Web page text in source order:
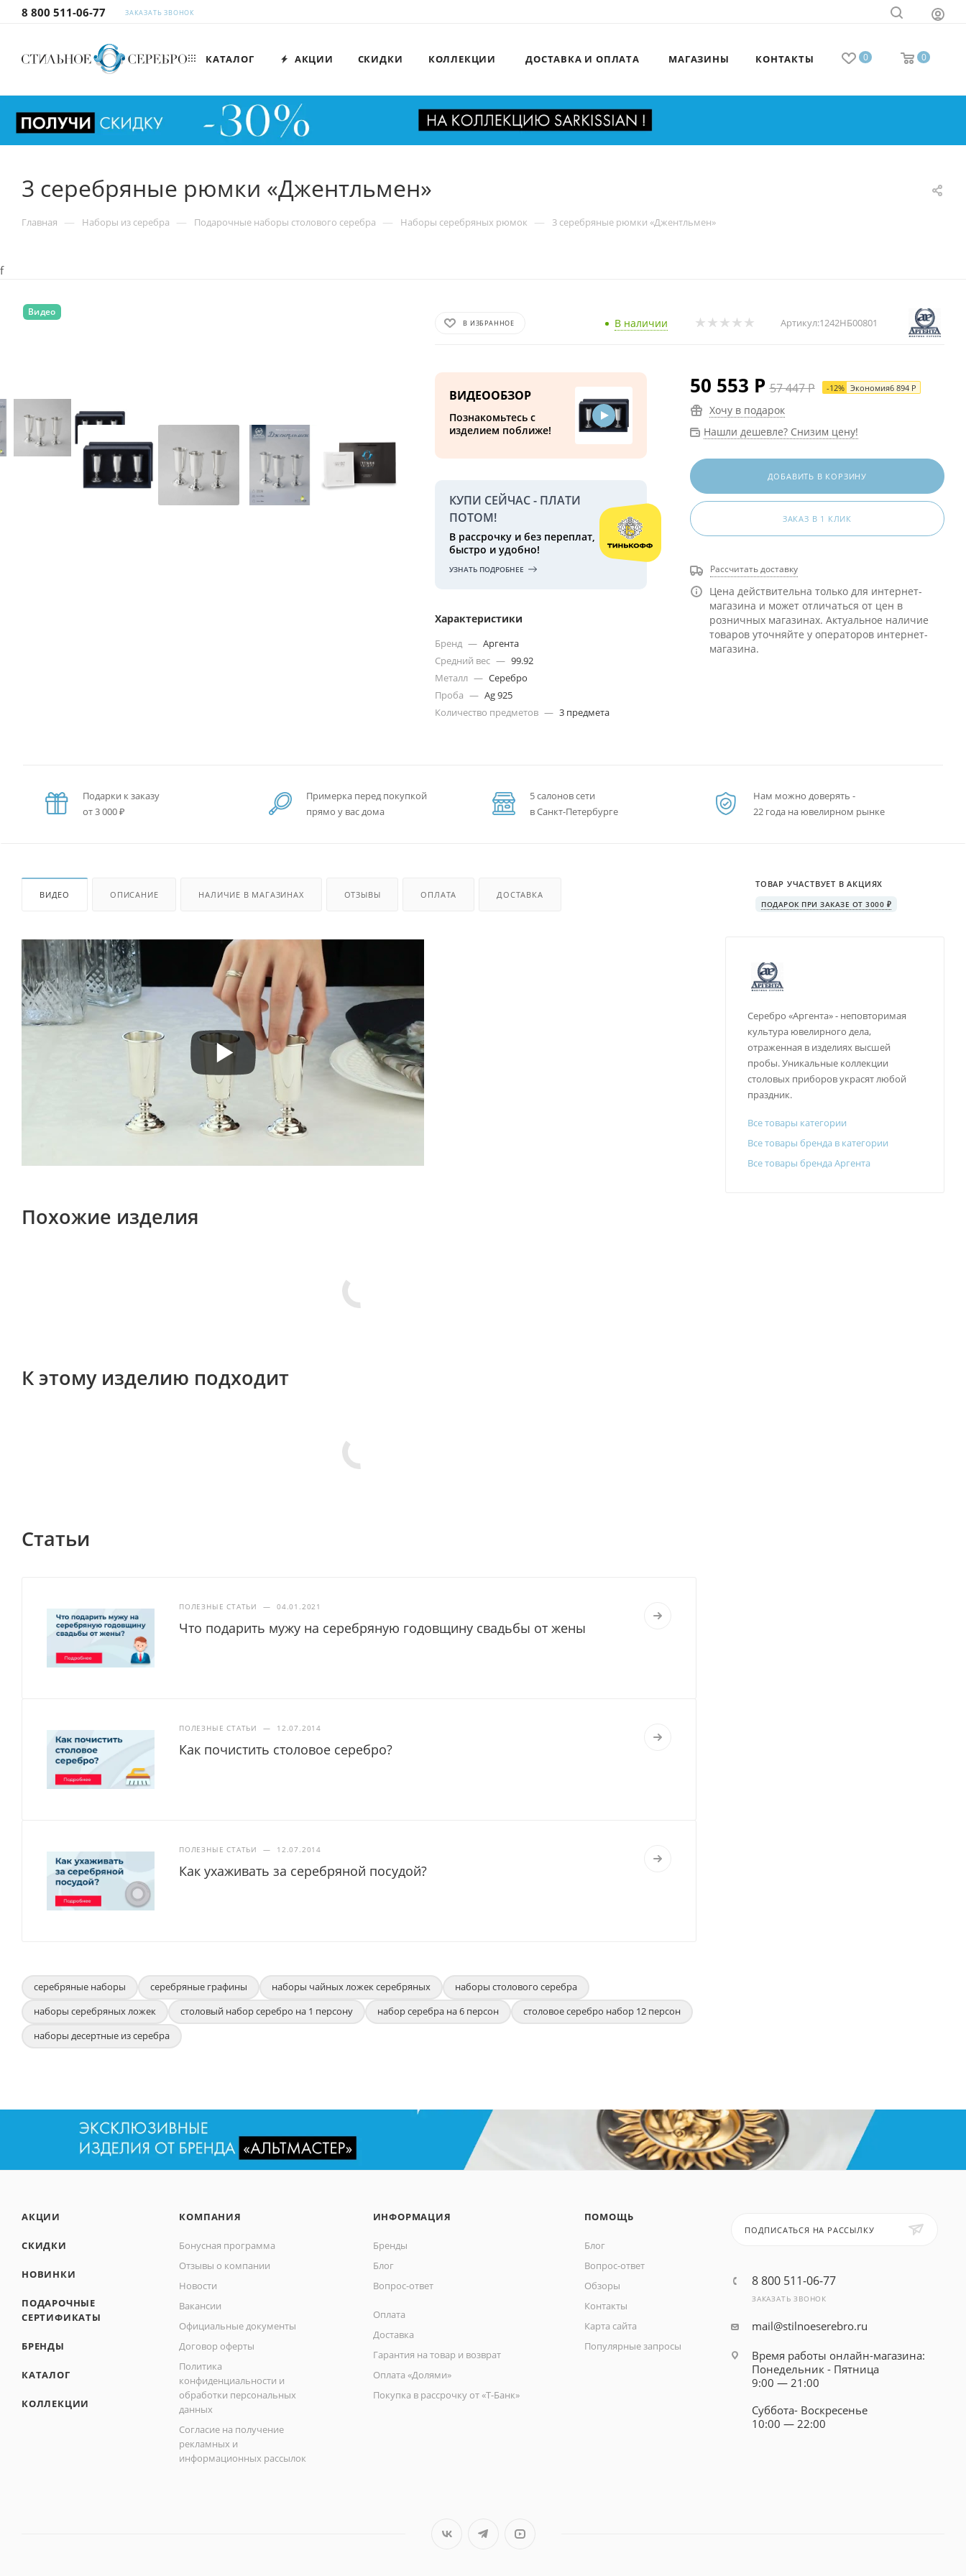
8 800 511-06-77 ЗАКАЗАТЬ ЗВОНОК
0 0
КАТАЛОГ АКЦИИ СКИДКИ КОЛЛЕКЦИИ ДОСТАВКА И ОПЛАТА МАГАЗИНЫ КОНТАКТЫ
3 серебряные рюмки «Джентльмен»
Главная — Наборы из серебра — Подарочные наборы столового серебра — Наборы серебряных рюмок — 3 серебряные рюмки «Джентльмен»
f
Видео
В ИЗБРАННОЕ В наличии Артикул:1242НБ00801
ВИДЕООБЗОР
Познакомьтесь с
изделием поближе!
КУПИ СЕЙЧАС - ПЛАТИ
ПОТОМ!
В рассрочку и без переплат,
быстро и удобно!
УЗНАТЬ ПОДРОБНЕЕ
Характеристики
Бренд — Аргента
Средний вес — 99.92
Металл — Серебро
Проба — Ag 925
Количество предметов — 3 предмета
50 553 Р 57 447Р -12% Экономия6 894Р
Хочу в подарок
Нашли дешевле? Снизим цену!
ДОБАВИТЬ В КОРЗИНУ
ЗАКАЗ В 1 КЛИК
Рассчитать доставку
Цена действительна только для интернет-
магазина и может отличаться от цен в
розничных магазинах. Актуальное наличие
товаров уточняйте у операторов интернет-
магазина.
Подарки к заказу
от 3 000 ₽
Примерка перед покупкой
прямо у вас дома
5 салонов сети
в Санкт-Петербурге
Нам можно доверять -
22 года на ювелирном рынке
ВИДЕО ОПИСАНИЕ НАЛИЧИЕ В МАГАЗИНАХ ОТЗЫВЫ ОПЛАТА ДОСТАВКА
Похожие изделия
К этому изделию подходит
Статьи
ПОЛЕЗНЫЕ СТАТЬИ — 04.01.2021
Что подарить мужу на серебряную годовщину свадьбы от жены
ПОЛЕЗНЫЕ СТАТЬИ — 12.07.2014
Как почистить столовое серебро?
ПОЛЕЗНЫЕ СТАТЬИ — 12.07.2014
Как ухаживать за серебряной посудой?
серебряные наборы серебряные графины наборы чайных ложек серебряных
наборы столового серебра
наборы серебряных ложек
столовый набор серебро на 1 персону набор серебра на 6 персон
столовое серебро набор 12 персон
наборы десертные из серебра
ТОВАР УЧАСТВУЕТ В АКЦИЯХ
ПОДАРОК ПРИ ЗАКАЗЕ ОТ 3000 ₽
Серебро «Аргента» - неповторимая
культура ювелирного дела,
отраженная в изделиях высшей
пробы. Уникальные коллекции
столовых приборов украсят любой
праздник.
Все товары категории
Все товары бренда в категории
Все товары бренда Аргента
АКЦИИ
СКИДКИ
НОВИНКИ
ПОДАРОЧНЫЕ
СЕРТИФИКАТЫ
БРЕНДЫ
КАТАЛОГ
КОЛЛЕКЦИИ
КОМПАНИЯ
Бонусная программа
Отзывы о компании
Новости
Вакансии
Официальные документы
Договор оферты
Политика
конфиденциальности и
обработки персональных
данных
Согласие на получение
рекламных и
информационных рассылок
ИНФОРМАЦИЯ
Бренды
Блог
Вопрос-ответ
Оплата
Доставка
Гарантия на товар и возврат
Оплата «Долями»
Покупка в рассрочку от «Т-Банк»
ПОМОЩЬ
Блог
Вопрос-ответ
Обзоры
Контакты
Карта сайта
Популярные запросы
ПОДПИСАТЬСЯ НА РАССЫЛКУ
8 800 511-06-77
ЗАКАЗАТЬ ЗВОНОК
mail@stilnoeserebro.ru
Время работы онлайн-магазина:
Понедельник - Пятница
9:00 — 21:00
Суббота- Воскресенье
10:00 — 22:00